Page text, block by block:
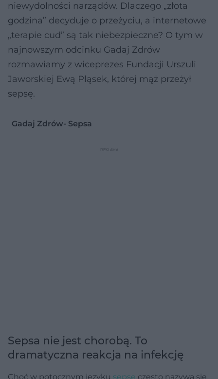
niewydolności narządów. Dlaczego „złota
godzina” decyduje o przeżyciu, a internetowe
„terapie cud” są tak niebezpieczne? O tym w
najnowszym odcinku Gadaj Zdrów
rozmawiamy z wiceprezes Fundacji Urszuli
Jaworskiej Ewą Pląsek, której mąż przeżył
sepsę.
Gadaj Zdrów- Sepsa
Sepsa nie jest chorobą. To
dramatyczna reakcja na infekcję
Choć w potocznym języku sepsę często nazywa się